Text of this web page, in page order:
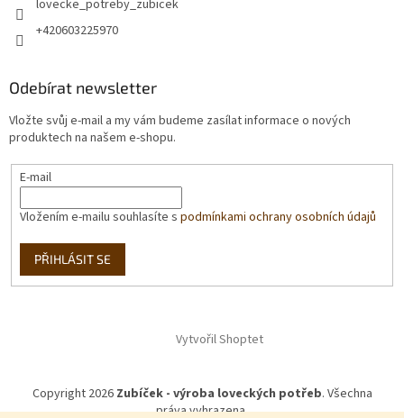
lovecke_potreby_zubicek
+420603225970
Odebírat newsletter
Vložte svůj e-mail a my vám budeme zasílat informace o nových
produktech na našem e-shopu.
E-mail
Vložením e-mailu souhlasíte s podmínkami ochrany osobních údajů
PŘIHLÁSIT SE
Vytvořil Shoptet
Copyright 2026 Zubíček - výroba loveckých potřeb. Všechna
práva vyhrazena.